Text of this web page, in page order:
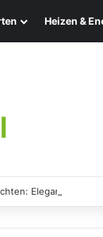
Heizen &
Eleganz und